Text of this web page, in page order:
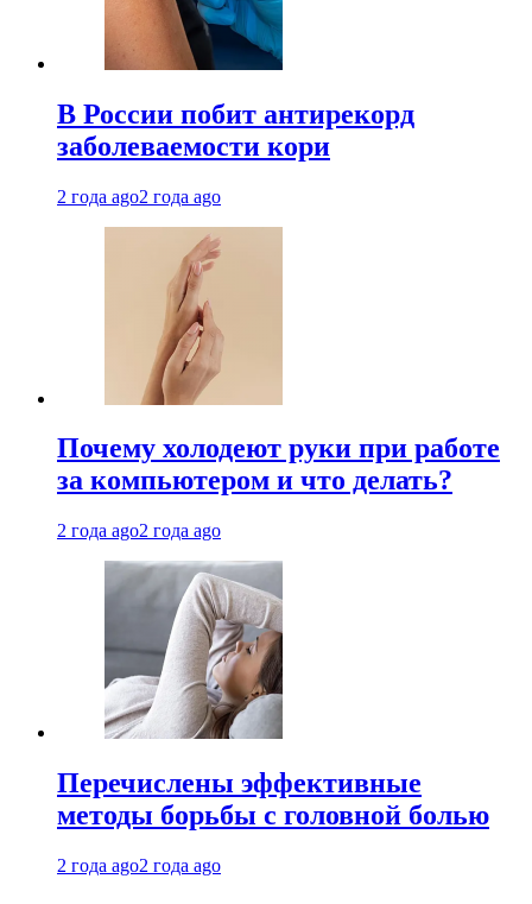
В России побит антирекорд
заболеваемости кори
2 года ago2 года ago
Почему холодеют руки при работе
за компьютером и что делать?
2 года ago2 года ago
Перечислены эффективные
методы борьбы с головной болью
2 года ago2 года ago